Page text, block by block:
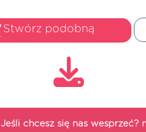
Stwórz podobną
Jeśli chcesz się nas wesprzeć?